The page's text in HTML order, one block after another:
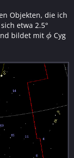
Objekten, die ich
etwa 2.5°
bildet mit ϕ
ϕ Cyg